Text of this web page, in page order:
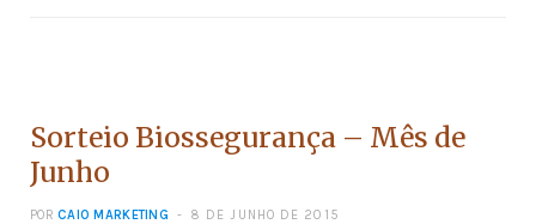
Sorteio Biossegurança – Mês de
Junho
POR CAIO MARKETING 8 DE JUNHO DE 2015